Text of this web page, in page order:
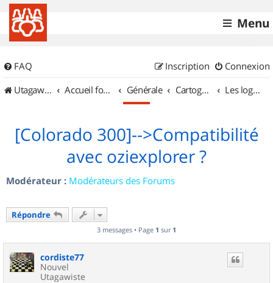
Menu
FAQ Connexion
Inscription
UtagawaVTT (Randos VTT et VTTAE avec traces GPS)
Accueil forum Générale Cartographie et GPS Les logiciels
[Colorado 300]-->Compatibilité
avec oziexplorer ?
Modérateur : Modérateurs des Forums
Répondre
3 messages • Page 1 sur 1
cordiste77
Nouvel
Utagawiste